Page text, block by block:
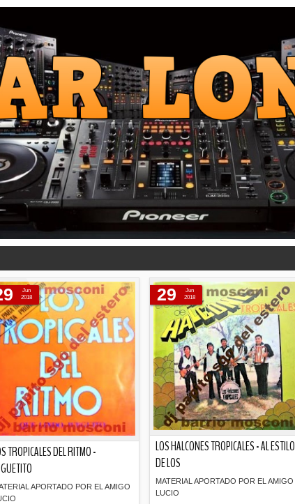
TROPICALES DEL RITMO -
APORTADO POR EL AMIGO
Jun
2018
LOS HALCONES TROPICALES - AL ESTILO
DE LOS
MATERIAL APORTADO POR EL AMIGO
LUCIO
29
Jun
2018